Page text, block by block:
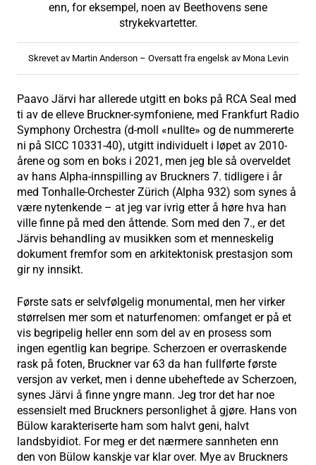
enn, for eksempel, noen av Beethovens sene
strykekvartetter.
Skrevet av Martin Anderson – Oversatt fra engelsk av Mona Levin
Paavo Järvi har allerede utgitt en boks på RCA Seal med
ti av de elleve Bruckner-symfoniene, med Frankfurt Radio
Symphony Orchestra (d-moll «nullte» og de nummererte
ni på SICC 10331-40), utgitt individuelt i løpet av 2010-
årene og som en boks i 2021, men jeg ble så overveldet
av hans Alpha-innspilling av Bruckners 7. tidligere i år
med Tonhalle-Orchester Zürich (Alpha 932) som synes å
være nytenkende – at jeg var ivrig etter å høre hva han
ville finne på med den åttende. Som med den 7., er det
Järvis behandling av musikken som et menneskelig
dokument fremfor som en arkitektonisk prestasjon som
gir ny innsikt.
Første sats er selvfølgelig monumental, men her virker
størrelsen mer som et naturfenomen: omfanget er på et
vis begripelig heller enn som del av en prosess som
ingen egentlig kan begripe. Scherzoen er overraskende
rask på foten, Bruckner var 63 da han fullførte første
versjon av verket, men i denne ubeheftede av Scherzoen,
synes Järvi å finne yngre mann. Jeg tror det har noe
essensielt med Bruckners personlighet å gjøre. Hans von
Bülow karakteriserte ham som halvt geni, halvt
landsbyidiot. For meg er det nærmere sannheten enn
den von Bülow kanskje var klar over. Mye av Bruckners